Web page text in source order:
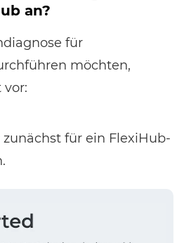
an?
für
möchten,
vor:
zunächst für ein FlexiHub-